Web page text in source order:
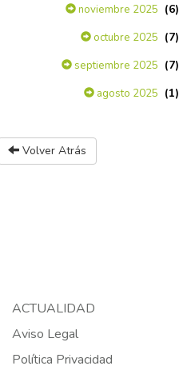
noviembre 2025 (6)
octubre 2025 (7)
septiembre 2025 (7)
agosto 2025 (1)
Volver Atrás
ACTUALIDAD
Aviso Legal
Política Privacidad